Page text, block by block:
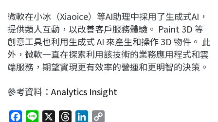
微軟在小冰（Xiaoice）等AI助理中採用了生成式AI，
提供類人互動，以改善客戶服務體驗。 Paint 3D 等
創意工具也利用生成式 AI 來產生和操作 3D 物件。 此
外，微軟一直在探索利用該技術的業務應用程式和雲
端服務，期望實現更有效率的營運和更明智的決策。
參考資料：Analytics Insight